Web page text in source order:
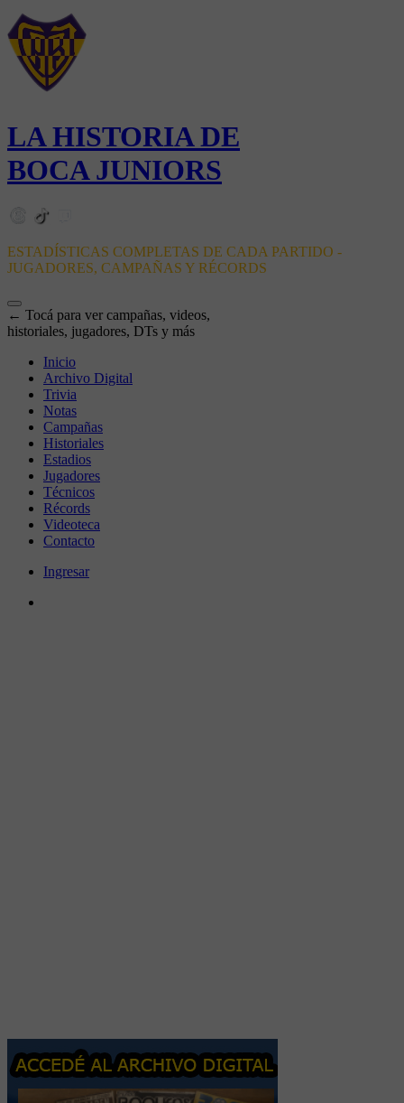
LA HISTORIA DE
BOCA JUNIORS
ESTADÍSTICAS COMPLETAS DE CADA PARTIDO -
JUGADORES, CAMPAÑAS Y RÉCORDS
← Tocá para ver campañas, videos,
historiales, jugadores, DTs y más
Inicio
Archivo Digital
Trivia
Notas
Campañas
Historiales
Estadios
Jugadores
Técnicos
Récords
Videoteca
Contacto
Ingresar